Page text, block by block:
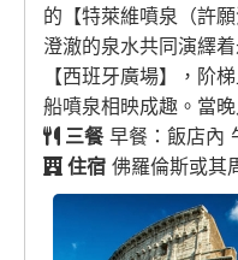
的【特萊維噴泉（許
澄澈的泉水共同演繹
【西班牙廣場】，阶
船噴泉相映成趣。當
三餐早餐：飯店內
住宿 佛羅倫斯或其